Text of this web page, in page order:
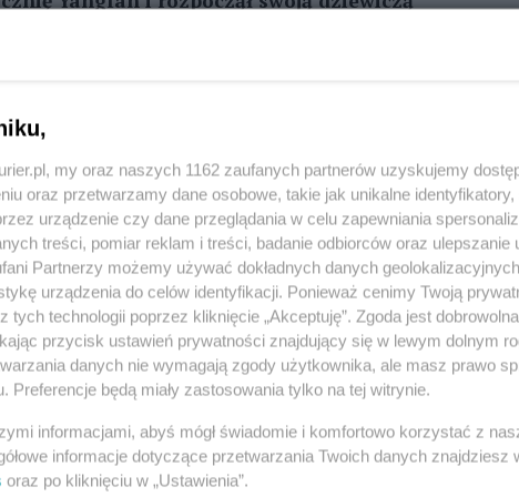
wyrobów stalowych. Odbiorcą jest
38 500 DWT. W pierwszym rejsie masowcem
które były wybudowane dla PŻM na
armatora w ostatnich latach. Kolejne będą nosić
z tej serii. Natomiast cały program
2020 obejmuje zakup 18 jednostek.(ek)
my oraz naszych 1162 zaufanych partnerów uzyskujemy
oraz przetwarzamy dane osobowe, takie jak unikalne
urządzenie czy dane przeglądania w celu zapewniania
treści, pomiar reklam i treści, badanie odbiorców oraz ulepszanie
Partnerzy możemy używać dokładnych danych
urządzenia do celów identyfikacji. Ponieważ cenimy Twoją
tych technologii poprzez kliknięcie „Akceptuję”. Zgoda jest
przycisk ustawień prywatności znajdujący się w lewym dolnym
danych nie wymagają zgody użytkownika, ale masz prawo
Preferencje będą miały zastosowania tylko na tej witrynie.
informacjami, abyś mógł świadomie i komfortowo korzystać z
informacje dotyczące przetwarzania Twoich danych znajdziesz
oraz po kliknięciu w „Ustawienia”.